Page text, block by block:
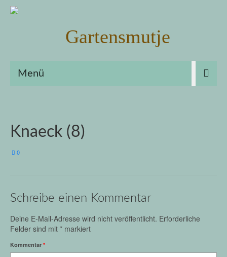
Menü
Knaeck (8)
0
Schreibe einen Kommentar
Deine E-Mail-Adresse wird nicht veröffentlicht. Erforderliche
Felder sind mit * markiert
Kommentar *